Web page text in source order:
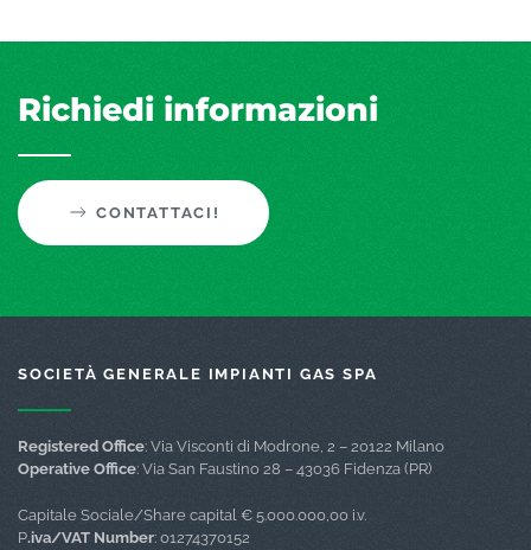
Richiedi informazioni
CONTATTACI!
SOCIETÀ GENERALE IMPIANTI GAS SPA
Registered Office: Via Visconti di Modrone, 2 – 20122 Milano
Operative Office: Via San Faustino 28 – 43036 Fidenza (PR)
Capitale Sociale/Share capital € 5.000.000,00 i.v.
P.iva/VAT Number: 01274370152